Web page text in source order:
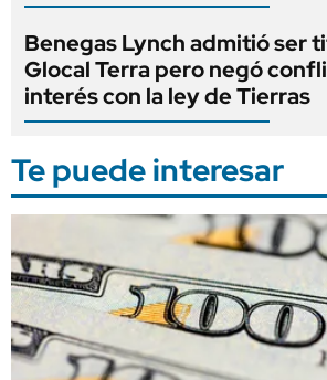
Benegas Lynch admitió ser
Glocal Terra pero negó
interés con la ley de Tierras
Te puede interesar